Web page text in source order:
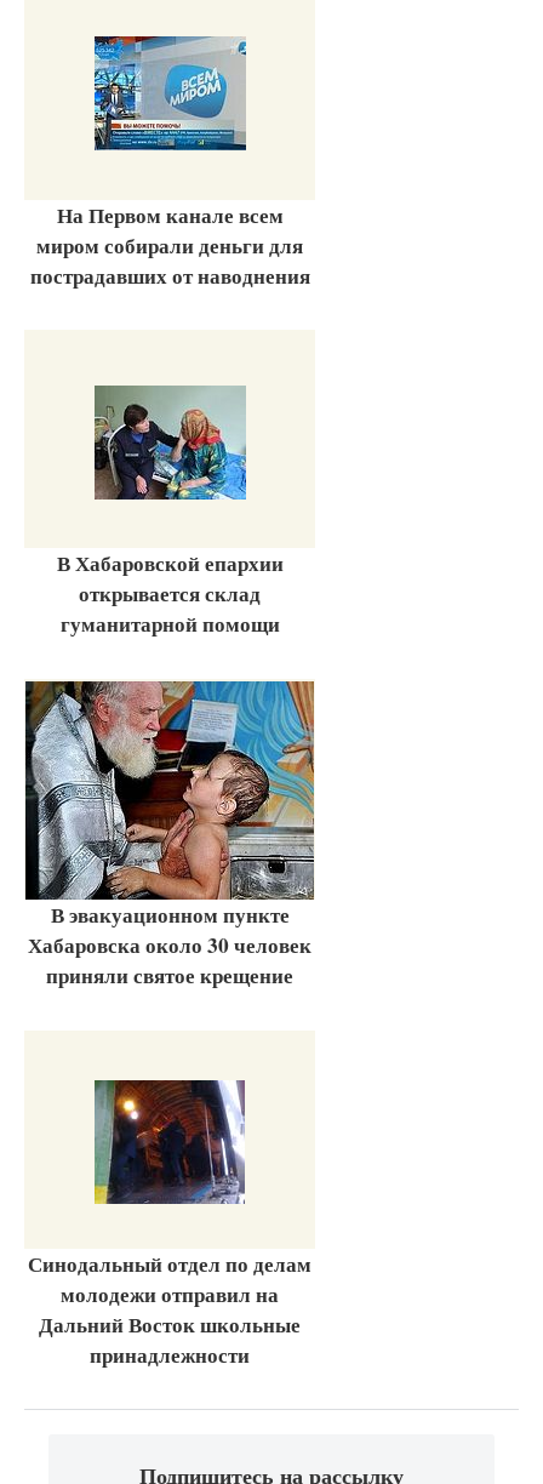
На Первом канале всем
миром собирали деньги для
пострадавших от наводнения
В Хабаровской епархии
открывается склад
гуманитарной помощи
В эвакуационном пункте
Хабаровска около 30 человек
приняли святое крещение
Синодальный отдел по делам
молодежи отправил на
Дальний Восток школьные
принадлежности
Подпишитесь на рассылку